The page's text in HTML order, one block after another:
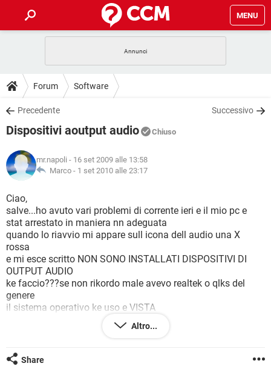
MENU
INTRATTENIMENTO
iOS
INSTAGRAM WHATSAPP
TIKTOK
HARDWARE
GUIDE
COVID-19
INSTAGRAM WHATSAPP
TIKTOK
HARDWARE
DOWNLOAD
COVID-19 GAMING
INTRATTENIMENTO
iOS WINDOWS 10
INSTAGRAM
TIKTOK FACEBOOK
HARDWARE
FORUM
COVID-19 GAMING
INTRATTENIMENTO
iOS
INSTAGRAM WHATSAPP
TIKTOK
HARDWARE
GLOSSARIO
COVID-19
INTRATTENIMENTO ANDROID
iOS WINDOWS 10
INSTAGRAM WHATSAPP
TIKTOK
HARDWARE
Forum Software
Precedente Successivo
Dispositivi aoutput audio Chiuso
mr.napoli - 16 set 2009 alle 13:58
Marco - 1 set 2010 alle 23:17
Ciao,
salve...ho avuto vari problemi di corrente ieri e il mio pc e
stat arrestato in maniera nn adeguata
quando lo riavvio mi appare sull icona dell audio una X
rossa
e mi esce scritto NON SONO INSTALLATI DISPOSITIVI DI
OUTPUT AUDIO
ke faccio???se non rikordo male avevo realtek o qlks del
genere
il sistema operativo ke uso e VISTA
aiutarmi gli sare grato se mi spiegasse tutto cn il
Altro...
Share